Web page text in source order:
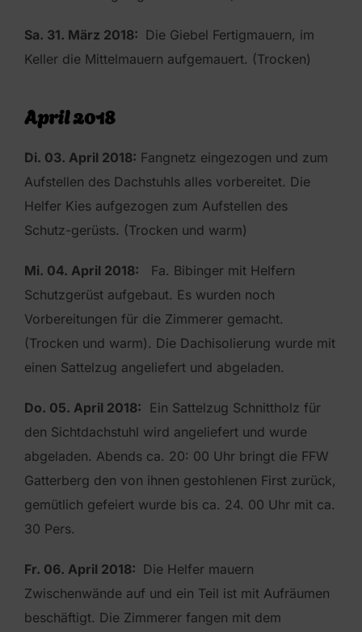
Sa. 31. März 2018: Die Giebel Fertigmauern, im
Keller die Mittelmauern aufgemauert. (Trocken)
April 2018
Di. 03. April 2018: Fangnetz eingezogen und zum
Aufstellen des Dachstuhls alles vorbereitet. Die
Helfer Kies aufgezogen zum Aufstellen des
Schutz-gerüsts. (Trocken und warm)
Mi. 04. April 2018: Fa. Bibinger mit Helfern
Schutzgerüst aufgebaut. Es wurden noch
Vorbereitungen für die Zimmerer gemacht.
(Trocken und warm). Die Dachisolierung wurde mit
einen Sattelzug angeliefert und abgeladen.
Do. 05. April 2018: Ein Sattelzug Schnittholz für
den Sichtdachstuhl wird angeliefert und wurde
abgeladen. Abends ca. 20: 00 Uhr bringt die FFW
Gatterberg den von ihnen gestohlenen First zurück,
gemütlich gefeiert wurde bis ca. 24. 00 Uhr mit ca.
30 Pers.
Fr. 06. April 2018: Die Helfer mauern
Zwischenwände auf und ein Teil ist mit Aufräumen
beschäftigt. Die Zimmerer fangen mit dem